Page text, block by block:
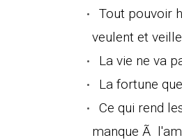
Tout pouvoir
veulent et
La vie ne va
La fortune
Ce qui rend
manque Ã